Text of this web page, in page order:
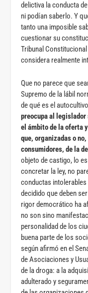
delictiva la conducta
ni podían saberlo. Y
tanto una imposible
cuestionar su
Tribunal
considera realmente
Que no parece que
Supremo de la lábil
de qué es el
preocupa al legislador
el ámbito de la oferta
que, organizadas o
consumidores, de la
objeto de castigo, lo
concretar la ley, no
conductas intolerables
decidido que deben
rigor democrático ha
no son sino
personalidad de los
buena parte de los
según afirmó en el
de Asociaciones y
de la droga: a la
adulterado y